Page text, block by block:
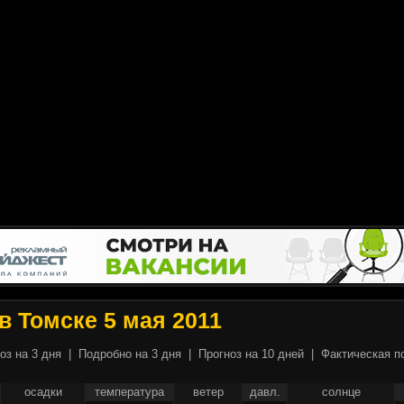
Томске 5 мая 2011
на 3 дня Подробно на 3 дня Прогноз на 10 дней Фактическая
осадки температура ветер давл. солнце